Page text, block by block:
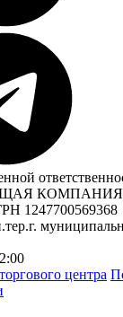
КОМПАНИЯ
1247700569368
центра